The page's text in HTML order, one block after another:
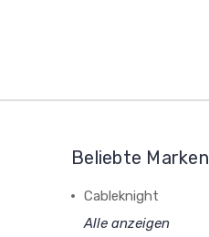
Beliebte Marken
Cableknight
Alle anzeigen